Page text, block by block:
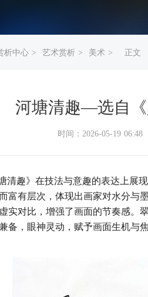
析中心 > 艺术赏析 > 美术 > 正文
河塘清趣—选自
时间：2026-05-19 06:48
趣》在技法与意趣的表达上展现
富有层次，体现出画家对水分与
实对比，增强了画面的节奏感。
备，眼神灵动，赋予画面生机与焦